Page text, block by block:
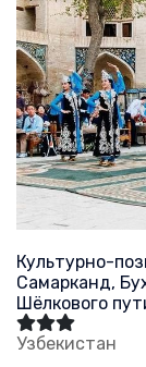
Культурно-
Самарканд,
Шёлкового
Узбекистан